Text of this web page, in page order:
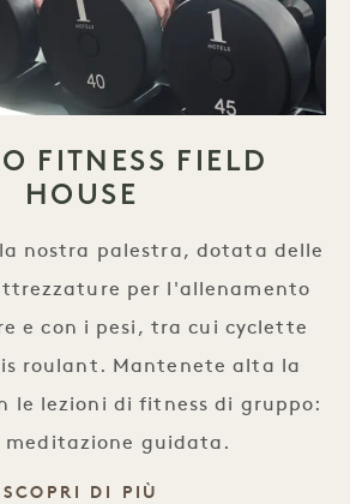
FITNESS FIELD
HOUSE
nostra palestra, dotata delle
per l'allenamento
e con i pesi, tra cui cyclette
roulant. Mantenete alta la
le lezioni di fitness di gruppo:
meditazione guidata.
SCOPRI DI PIÙ